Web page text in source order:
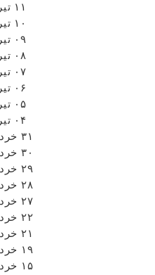
۱۱ تیر ۱۴۰۵
۱۰ تیر ۱۴۰۵
۰۹ تیر ۱۴۰۵
۰۸ تیر ۱۴۰۵
۰۷ تیر ۱۴۰۵
۰۶ تیر ۱۴۰۵
۰۵ تیر ۱۴۰۵
۰۴ تیر ۱۴۰۵
۳۱ خرداد ۱۴۰۵
۳۰ خرداد ۱۴۰۵
۲۹ خرداد ۱۴۰۵
۲۸ خرداد ۱۴۰۵
۲۷ خرداد ۱۴۰۵
۲۲ خرداد ۱۴۰۵
۲۱ خرداد ۱۴۰۵
۱۹ خرداد ۱۴۰۵
۱۵ خرداد ۱۴۰۵